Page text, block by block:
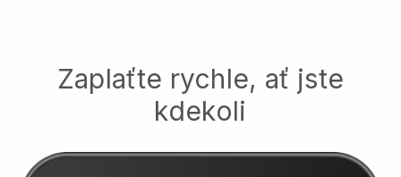
Zaplaťte rychle, ať jste
kdekoli